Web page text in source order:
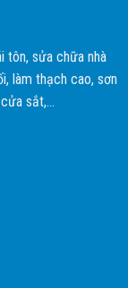
tôn, sửa chữa nhà
làm thạch cao, sơn
sắt,...